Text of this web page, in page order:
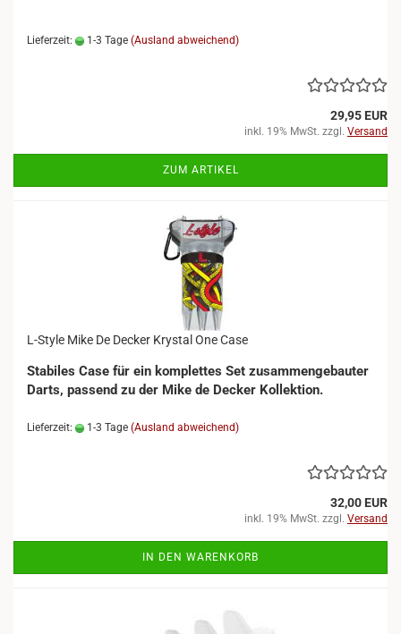
Lieferzeit: 1-3 Tage (Ausland abweichend)
29,95 EUR
inkl. 19% MwSt. zzgl. Versand
ZUM ARTIKEL
L-Style Mike De Decker Krystal One Case
Stabiles Case für ein komplettes Set zusammengebauter
Darts, passend zu der Mike de Decker Kollektion.
Lieferzeit: 1-3 Tage (Ausland abweichend)
32,00 EUR
inkl. 19% MwSt. zzgl. Versand
IN DEN WARENKORB